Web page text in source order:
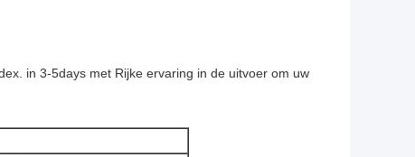
in 3-5days met Rijke ervaring in de uitvoer om uw